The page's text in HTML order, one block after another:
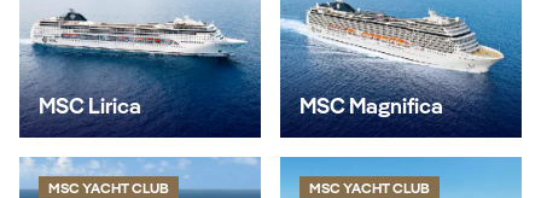
MSC Lirica MSC Magnifica
MSC YACHT CLUB MSC YACHT CLUB